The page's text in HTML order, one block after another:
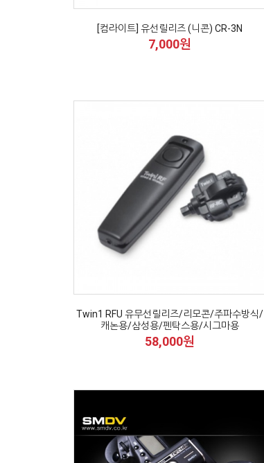
[컴라이트] 유선릴리즈 (니콘) CR-3N
7,000원
Twin1 RFU 유무선릴리즈/리모콘/주파수방식/
캐논용/삼성용/펜탁스용/시그마용
58,000원